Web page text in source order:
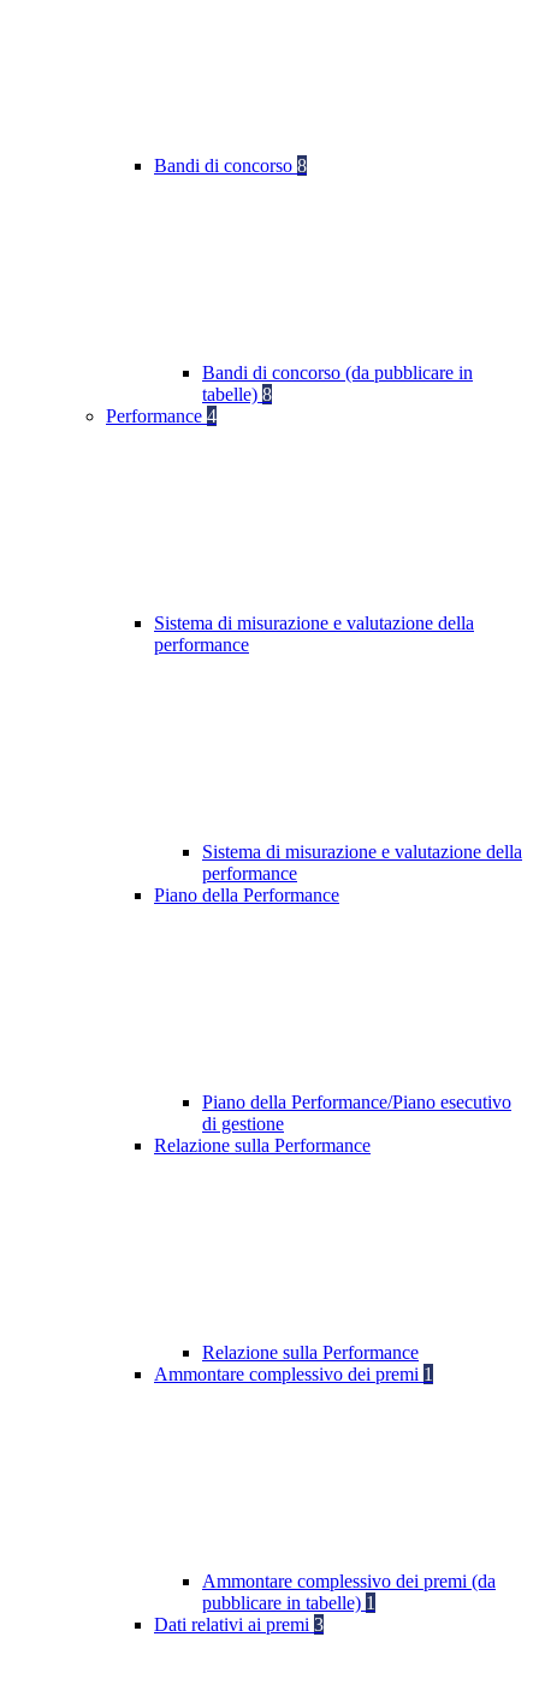
Bandi di concorso 8
Bandi di concorso (da pubblicare in
tabelle) 8
Performance 4
Sistema di misurazione e valutazione della
performance
Sistema di misurazione e valutazione della
performance
Piano della Performance
Piano della Performance/Piano esecutivo
di gestione
Relazione sulla Performance
Relazione sulla Performance
Ammontare complessivo dei premi 1
Ammontare complessivo dei premi (da
pubblicare in tabelle) 1
Dati relativi ai premi 3